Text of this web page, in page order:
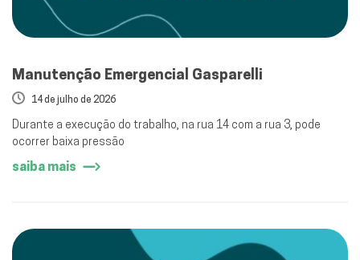
Manutenção Emergencial Gasparelli
14 de julho de 2026
Durante a execução do trabalho, na rua 14 com a rua 3, pode
ocorrer baixa pressão
saiba mais